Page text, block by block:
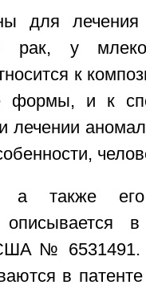
для лечения
рак, у
к
формы, и к
лечении
а также его
№ 6531491.
в